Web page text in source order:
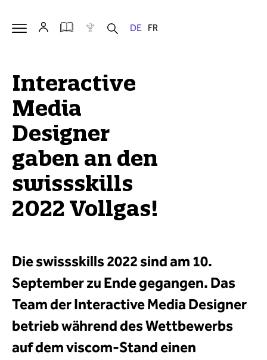
Interactive
Media
Designer
gaben an den
swissskills
2022 Vollgas!
Die swissskills 2022 sind am 10.
September zu Ende gegangen. Das
Team der Interactive Media Designer
betrieb während des Wettbewerbs
auf dem viscom-Stand einen